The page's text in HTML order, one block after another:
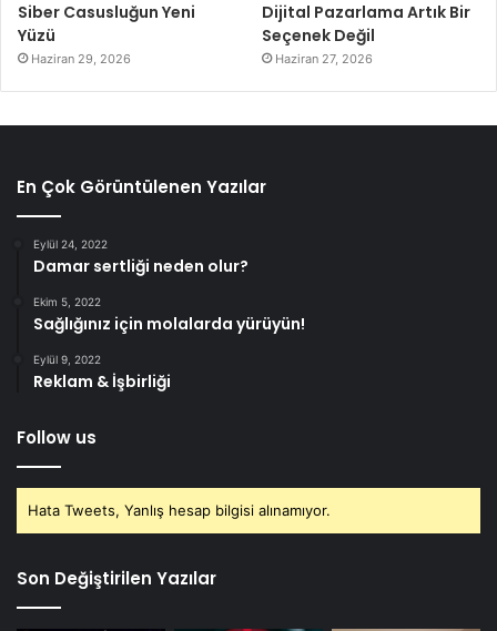
Siber Casusluğun Yeni
Yüzü
Haziran 29, 2026
Dijital Pazarlama Artık Bir
Seçenek Değil
Haziran 27, 2026
En Çok Görüntülenen Yazılar
Eylül 24, 2022
Damar sertliği neden olur?
Ekim 5, 2022
Sağlığınız için molalarda yürüyün!
Eylül 9, 2022
Reklam & İşbirliği
Follow us
Hata Tweets, Yanlış hesap bilgisi alınamıyor.
Son Değiştirilen Yazılar